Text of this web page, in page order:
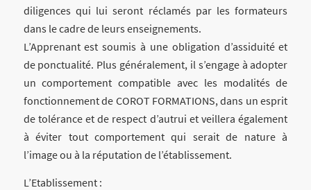
diligences qui lui seront réclamés par les formateurs
dans le cadre de leurs enseignements.
L’Apprenant est soumis à une obligation d’assiduité et
de ponctualité. Plus généralement, il s’engage à adopter
un comportement compatible avec les modalités de
fonctionnement de COROT FORMATIONS, dans un esprit
de tolérance et de respect d’autrui et veillera également
à éviter tout comportement qui serait de nature à
l’image ou à la réputation de l’établissement.
L’Etablissement :